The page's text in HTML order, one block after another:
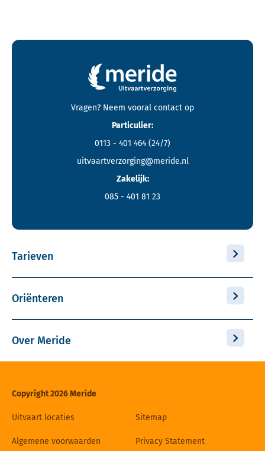
Contactgegevens en footer menu van Meride
Vragen? Neem vooral contact op
Particulier:
0113 - 401 464 (24/7)
uitvaartverzorging@meride.nl
Zakelijk:
085 - 401 81 23
Tarieven
Oriënteren
Over Meride
Copyright 2026 Meride
Uitvaart locaties Sitemap
Algemene voorwaarden Privacy Statement